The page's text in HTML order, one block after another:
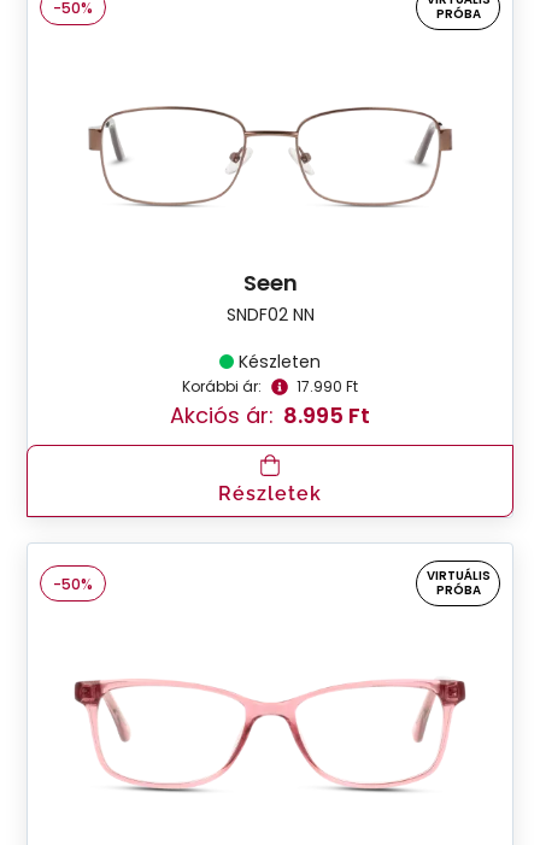
-50%
PRÓBA
Seen
SNDF02 NN
Készleten
Korábbi ár: 17.990 Ft
Akciós ár: 8.995 Ft
Részletek
-50%
VIRTUÁLIS
PRÓBA